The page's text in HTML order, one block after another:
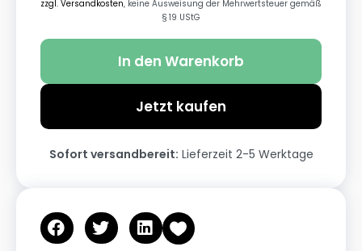
zzgl. Versandkosten, keine Ausweisung der Mehrwertsteuer gemäß
§ 19 UStG
In den Warenkorb
Jetzt kaufen
Sofort versandbereit: Lieferzeit 2-5 Werktage